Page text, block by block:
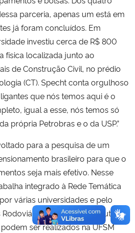
parceria, apenas um está em
já foram concluídos. Em
investiu cerca de R$ 800
física localizada junto ao
de Construção Civil, no prédio
(CT). Specht conta orgulhoso
que nós temos aqui é o
igual a esse, nós temos só
própria Petrobras e o da USP.”
para a pesquisa de um
brasileiro para que o
seja mais efetivo. Nesse
integrado à Rede Temática
várias universidades e pelo
Com a infraestrutura
ser realizados na UFSM